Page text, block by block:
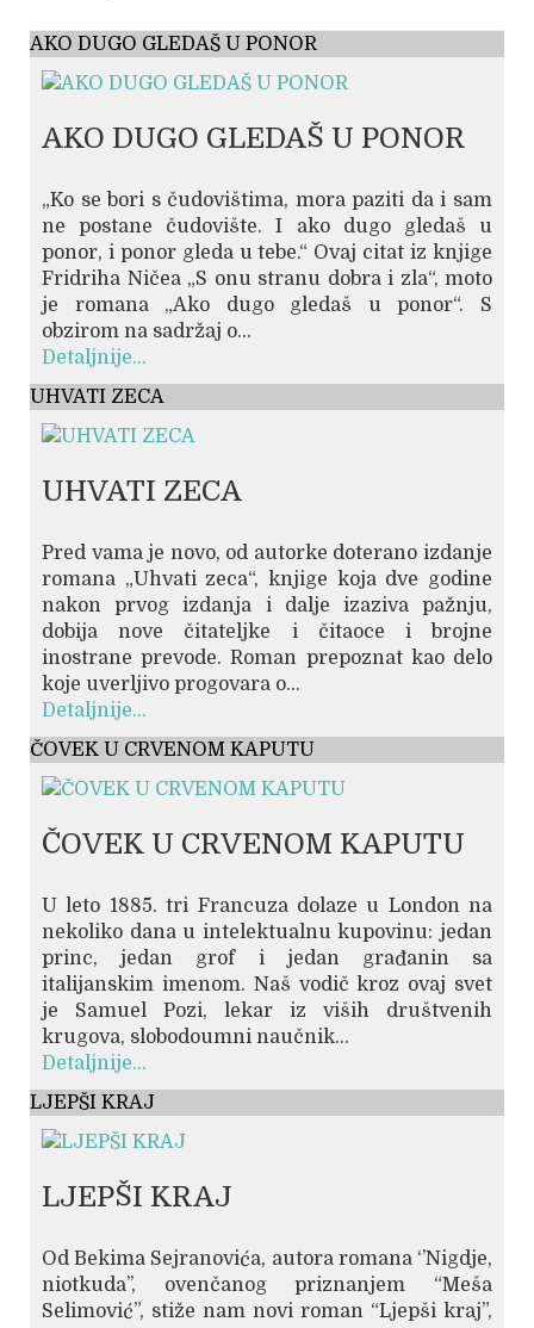
AKO DUGO GLEDAŠ U PONOR
AKO DUGO GLEDAŠ U PONOR
„Ko se bori s čudovištima, mora paziti da i sam
ne postane čudovište. I ako dugo gledaš u
ponor, i ponor gleda u tebe.“ Ovaj citat iz knjige
Fridriha Ničea „S onu stranu dobra i zla“, moto
je romana „Ako dugo gledaš u ponor“. S
obzirom na sadržaj o...
Detaljnije...
UHVATI ZECA
UHVATI ZECA
Pred vama je novo, od autorke doterano izdanje
romana „Uhvati zeca“, knjige koja dve godine
nakon prvog izdanja i dalje izaziva pažnju,
dobija nove čitateljke i čitaoce i brojne
inostrane prevode. Roman prepoznat kao delo
koje uverljivo progovara o...
Detaljnije...
ČOVEK U CRVENOM KAPUTU
ČOVEK U CRVENOM KAPUTU
U leto 1885. tri Francuza dolaze u London na
nekoliko dana u intelektualnu kupovinu: jedan
princ, jedan grof i jedan građanin sa
italijanskim imenom. Naš vodič kroz ovaj svet
je Samuel Pozi, lekar iz viših društvenih
krugova, slobodoumni naučnik...
Detaljnije...
LJEPŠI KRAJ
LJEPŠI KRAJ
Od Bekima Sejranovića, autora romana ‘’Nigdje,
niotkuda’’, ovenčanog priznanjem “Meša
Selimović”, stiže nam novi roman “Ljepši kraj”,